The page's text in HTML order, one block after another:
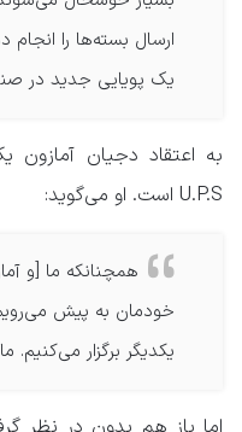
ارسال بسته‌ها را
یک پویایی جدید در
به اعتقاد دجیان آمازون
U.P.S است. او می‌گوید:
همچنانکه ما [و
خودمان به پیش
یکدیگر برگزار می‌کنیم.